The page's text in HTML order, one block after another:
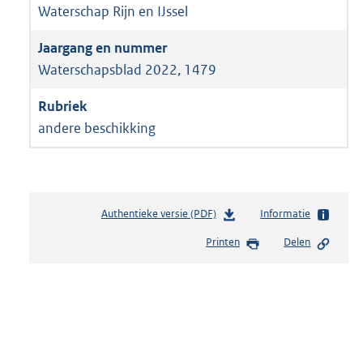
Waterschap Rijn en IJssel
Waterschapsblad 2022, 1479
andere beschikking
Authentieke versie (PDF)b
s
Informatie
Printen Delen